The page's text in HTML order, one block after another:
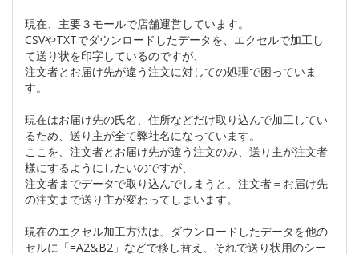
現在、主要３モールで店舗運営しています。
CSVやTXTでダウンロードしたデータを、エクセルで加工し
て送り状を印字しているのですが、
注文者とお届け先が違う注文に対しての処理で困っていま
す。
現在はお届け先の氏名、住所などだけ取り込んで加工してい
るため、送り主が全て弊社名になっています。
ここを、注文者とお届け先が違う注文のみ、送り主が注文者
様にするようにしたいのですが、
注文者までデータで取り込んでしまうと、注文者＝お届け先
の注文まで送り主が変わってしまいます。
現在のエクセル加工方法は、ダウンロードしたデータを他の
セルに「=A2&B2」などで移し替え、それで送り状用のシー